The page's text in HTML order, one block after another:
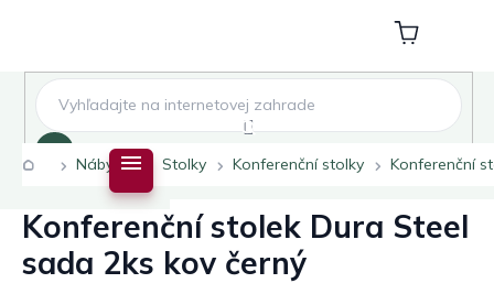
Nákupní
košík
DomůNábytek Stolky Konferenční stolky Konferenční
Konferenční stolek Dura Steel
sada 2ks kov černý